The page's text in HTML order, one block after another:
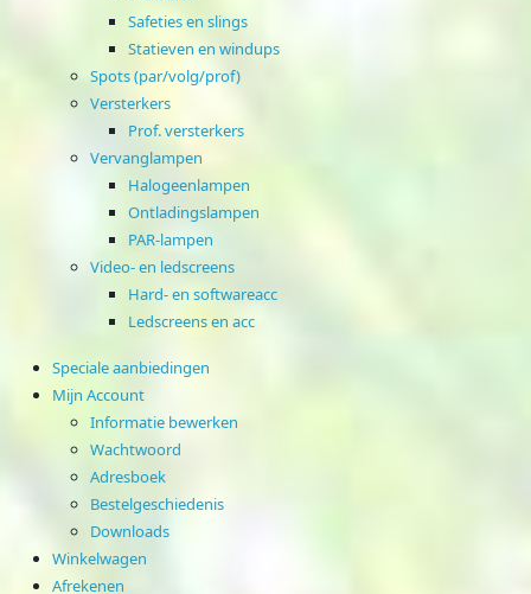
Safeties en slings
Statieven en windups
Spots (par/volg/prof)
Versterkers
Prof. versterkers
Vervanglampen
Halogeenlampen
Ontladingslampen
PAR-lampen
Video- en ledscreens
Hard- en softwareacc
Ledscreens en acc
Speciale aanbiedingen
Mijn Account
Informatie bewerken
Wachtwoord
Adresboek
Bestelgeschiedenis
Downloads
Winkelwagen
Afrekenen